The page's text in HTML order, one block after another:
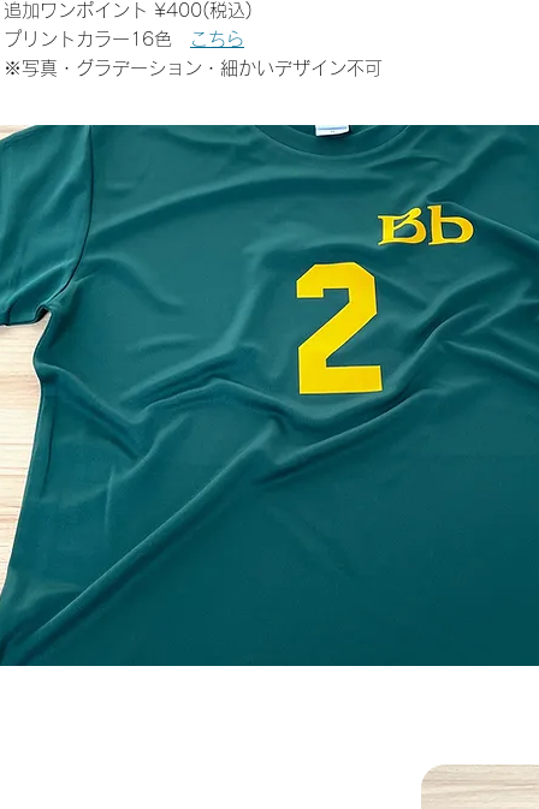
追加ワンポイント ¥400(税込)
プリントカラー16色
こちら
※写真・グラデーショ ン・細かいデザイン不可